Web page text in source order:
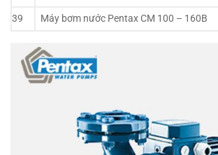
39
Máy bơm nước Pentax CM 100 – 160B